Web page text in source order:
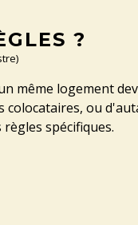
?
même logement
ou
spécifiques.